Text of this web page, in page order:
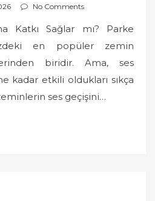
No Comments
Katkı Sağlar mı? Parke
en popüler zemin
biridir. Ama, ses
kadar etkili oldukları sıkça
ses geçişini…